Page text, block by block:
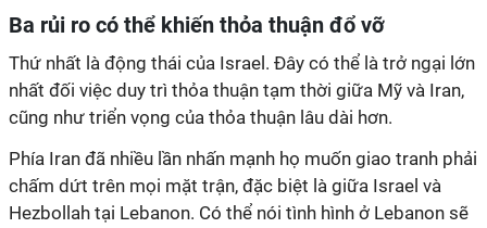
Ba rủi ro có thể khiến thỏa thuận đổ vỡ
Thứ nhất là động thái của Israel. Đây có thể là trở ngại lớn
nhất đối việc duy trì thỏa thuận tạm thời giữa Mỹ và Iran,
cũng như triển vọng của thỏa thuận lâu dài hơn.
Phía Iran đã nhiều lần nhấn mạnh họ muốn giao tranh phải
chấm dứt trên mọi mặt trận, đặc biệt là giữa Israel và
Hezbollah tại Lebanon. Có thể nói tình hình ở Lebanon sẽ